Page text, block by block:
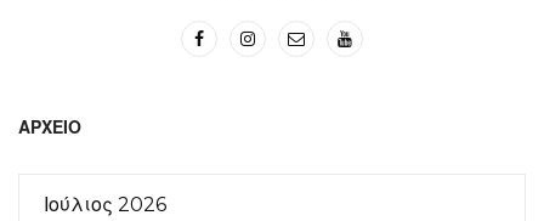
ΑΡΧΕΊΟ
Ιούλιος 2026